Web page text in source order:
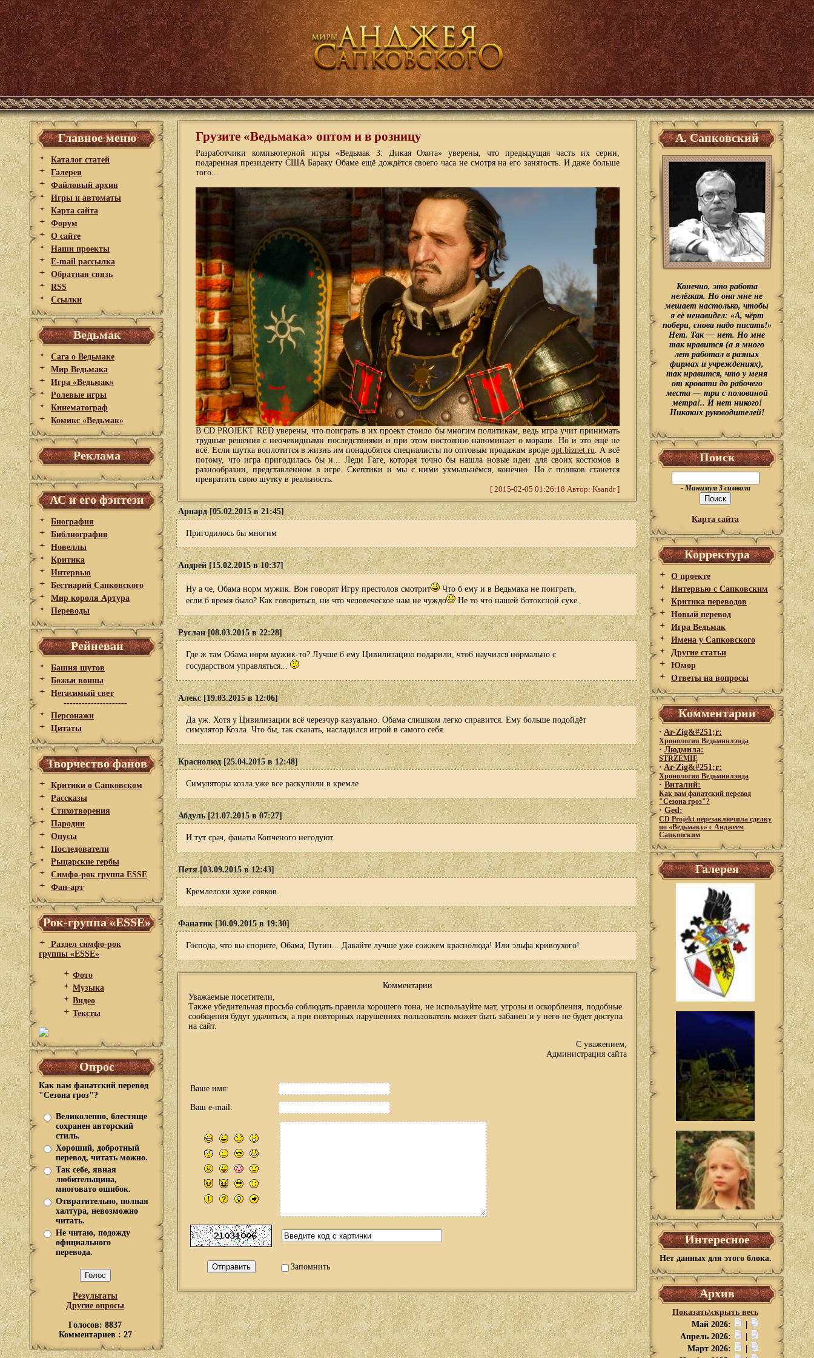
Главное меню
Каталог статей
Галерея
Файловый архив
Игры и автоматы
Карта сайта
Форум
О сайте
Наши проекты
E-mail рассылка
Обратная связь
RSS
Ссылки
Ведьмак
Сага о Ведьмаке
Мир Ведьмака
Игра «Ведьмак»
Ролевые игры
Кинематограф
Комикс «Ведьмак»
Реклама
АС и его фэнтези
Биография
Библиография
Новеллы
Критика
Интервью
Бестиарий Сапковского
Мир короля Артура
Переводы
Рейневан
Башня шутов
Божьи воины
Негасимый свет
---------------------
Персонажи
Цитаты
Творчество фанов
Критики о Сапковском
Рассказы
Стихотворения
Пародии
Опусы
Последователи
Рыцарские гербы
Симфо-рок группа ESSE
Фан-арт
Рок-группа «ESSE»
Раздел симфо-рок
группы «ESSE»
Фото
Музыка
Видео
Тексты
Опрос
Как вам фанатский перевод
"Сезона гроз"?
Великолепно, блестяще
сохранен авторский
стиль.
Хороший, добротный
перевод, читать можно.
Так себе, явная
любительщина,
многовато ошибок.
Отвратительно, полная
халтура, невозможно
читать.
Не читаю, подожду
официального
перевода.
Результаты
Другие опросы
Голосов: 8837
Комментариев : 27
Грузите «Ведьмака» оптом и в розницу
Разработчики компьютерной игры «Ведьмак 3: Дикая Охота» уверены, что предыдущая часть их серии,
подаренная президенту США Бараку Обаме ещё дождётся своего часа не смотря на его занятость. И даже больше
того...
В CD PROJEKT RED уверены, что поиграть в их проект стоило бы многим политикам, ведь игра учит принимать
трудные решения с неочевидными последствиями и при этом постоянно напоминает о морали. Но и это ещё не
всё. Если шутка воплотится в жизнь им понадобятся специалисты по оптовым продажам вроде opt.biznet.ru . А всё
потому, что игра пригодилась бы и... Леди Гаге, которая точно бы нашла новые идеи для своих костюмов в
разнообразии, представленном в игре. Скептики и мы с ними ухмыльнёмся, конечно. Но с поляков станется
превратить свою шутку в реальность.
[ 2015-02-05 01:26:18 Автор: Ksandr ]
Арнард [05.02.2015 в 21:45]
Пригодилось бы многим
Андрей [15.02.2015 в 10:37]
Ну а че, Обама норм мужик. Вон говорят Игру престолов смотрит
Что б ему и в Ведьмака не поиграть,
если б время было? Как говориться, ни что человеческое нам не чуждо
Не то что нашей ботоксной суке.
Руслан [08.03.2015 в 22:28]
Где ж там Обама норм мужик-то? Лучше б ему Цивилизацию подарили, чтоб научился нормально с
государством управляться...
Алекс [19.03.2015 в 12:06]
Да уж. Хотя у Цивилизации всё черезчур казуально. Обама слишком легко справится. Ему больше подойдёт
симулятор Козла. Что бы, так сказать, насладился игрой в самого себя.
Краснолюд [25.04.2015 в 12:48]
Симуляторы козла уже все раскупили в кремле
Абдуль [21.07.2015 в 07:27]
И тут срач, фанаты Копченого негодуют.
Петя [03.09.2015 в 12:43]
Кремлелохи хуже совков.
Фанатик [30.09.2015 в 19:30]
Господа, что вы спорите, Обама, Путин... Давайте лучше уже сожжем краснолюда! Или эльфа кривоухого!
Комментарии
Уважаемые посетители,
Также убедительная просьба соблюдать правила хорошего тона, не используйте мат, угрозы и оскорбления, подобные
сообщения будут удаляться, а при повторных нарушениях пользователь может быть забанен и у него не будет доступа
на сайт.
С уважением,
Администрация сайта
Ваше имя:
Ваш e-mail:
Запомнить
А. Сапковский
Конечно, это работа
нелёгкая. Но она мне не
мешает настолько, чтобы
я её ненавидел: «А, чёрт
побери, снова надо писать!»
Нет. Так — нет. Но мне
так нравится (а я много
лет работал в разных
фирмах и учреждениях),
так нравится, что у меня
от кровати до рабочего
места — три с половиной
метра!.. И нет никого!
Никаких руководителей!
Поиск
- Минимум 3 символа
Карта сайта
Корректура
О проекте
Интервью с Сапковским
Критика переводов
Новый перевод
Игра Ведьмак
Имена у Сапковского
Другие статьи
Юмор
Ответы на вопросы
Комментарии
· Ar-Zig&#251;r:
Хронология Ведьминлэнда
· Людмила:
STRZEMIĘ
· Ar-Zig&#251;r:
Хронология Ведьминлэнда
· Виталий:
Как вам фанатский перевод
"Сезона гроз"?
· Ged:
CD Projekt перезаключила сделку
по «Ведьмаку» с Анджеем
Сапковским
Галерея
Интересное
Нет данных для этого блока.
Архив
Показать\скрыть весь
Май 2026:
|
Апрель 2026:
|
Март 2026:
|